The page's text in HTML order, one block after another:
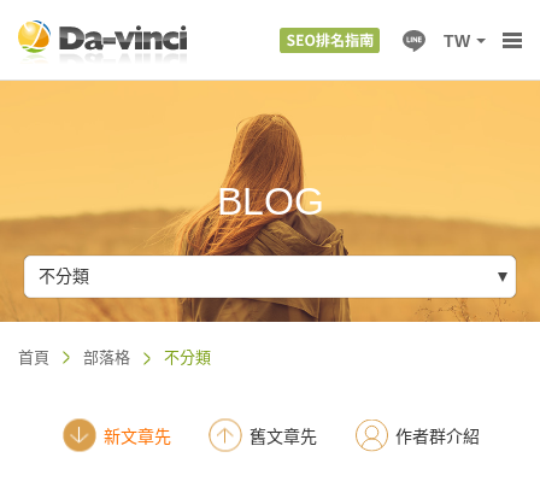
TW
BLOG
不分類
首頁 部落格 不分類
新文章先 舊文章先 作者群介紹